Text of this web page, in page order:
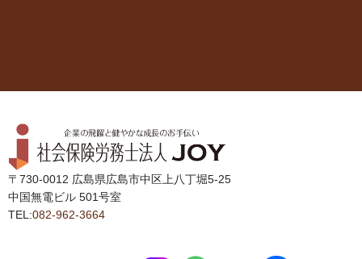
〒730-0012 広島県広島市中区上八丁堀5-25
中国無電ビル 501号室
TEL:082-962-3664